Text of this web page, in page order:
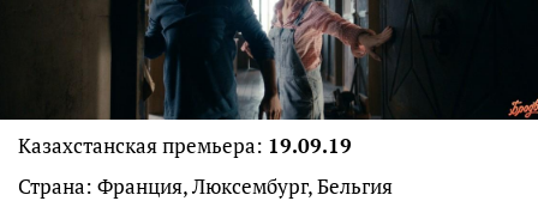
Казахстанская премьера: 19.09.19
Страна: Франция, Люксембург, Бельгия